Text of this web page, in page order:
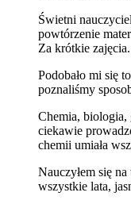
Świetni
powtórzenie
Za krótkie zajęcia.
Podobało mi się
poznaliśmy
Chemia, biologia,
ciekawie
chemii umiała
Nauczyłem się
wszystkie lata,